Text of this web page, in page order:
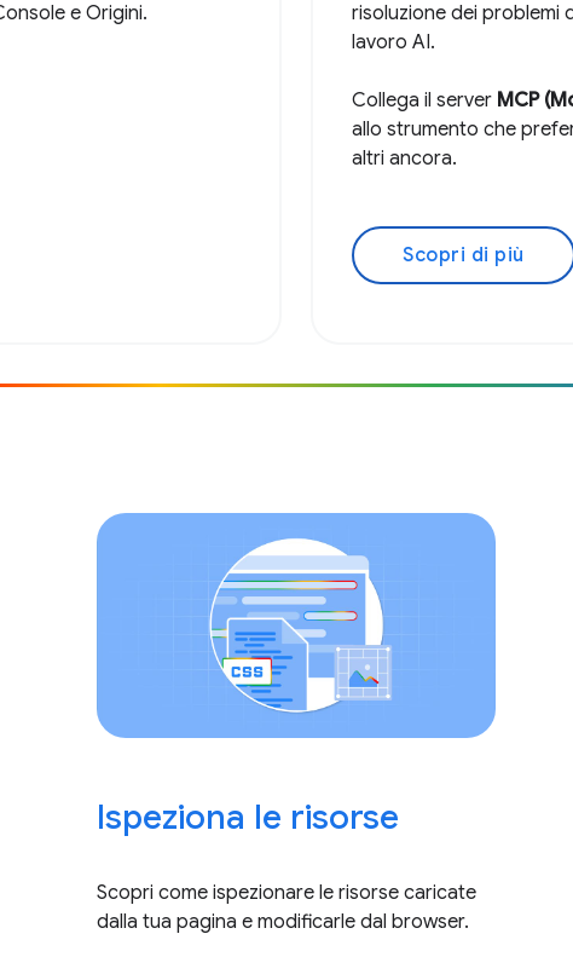
e Origini.
risoluzione dei problemi
lavoro AI.
Collega il server MCP
allo strumento che
altri ancora.
Scopri di più
Ispeziona le risorse
Scopri come ispezionare le risorse caricate
dalla tua pagina e modificarle dal browser.